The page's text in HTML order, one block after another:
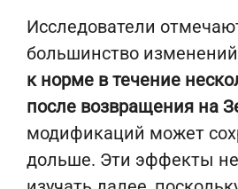
Исследователи
большинство изменений
к норме в течение
после возвращения на
модификаций может
дольше. Эти эффекты